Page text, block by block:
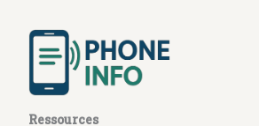
Ressources